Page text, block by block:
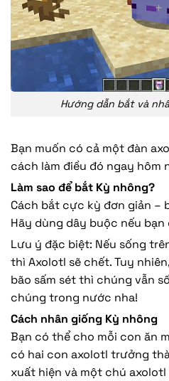
Hướng dẫn bắt và
Bạn muốn có cả một đàn
cách làm điều đó ngay hôm
Làm sao để bắt Kỳ nhông?
Cách bắt cực kỳ đơn giản –
Hãy dùng dây buộc nếu
Lưu ý đặc biệt: Nếu sống
thì Axolotl sẽ chết. Tuy
bão sấm sét thì chúng vẫn
chúng trong nước nha!
Cách nhân giống Kỳ nhông
Bạn có thể cho mỗi con ăn
có hai con axolotl trưởng
xuất hiện và một chú axolotl